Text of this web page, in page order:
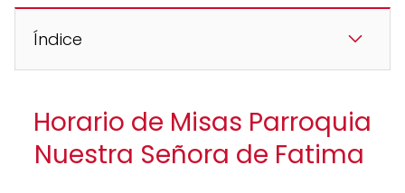
Índice
Horario de Misas Parroquia
Nuestra Señora de Fatima